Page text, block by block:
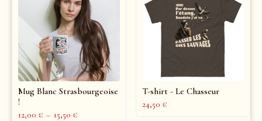
Mug Blanc Strasbourgeoise
!
12,00 € – 15,50 €
T-shirt - Le Chasseur
24,50 €